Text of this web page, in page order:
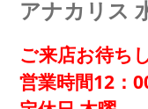
アナカリス
ご来店お待ち
営業時間12：